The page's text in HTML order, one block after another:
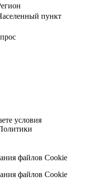
пункт
условия
файлов Cookie
файлов Cookie